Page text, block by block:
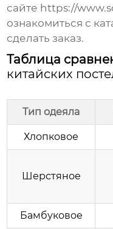
сайте https://
ознакомиться с
сделать заказ.
Таблица
китайских
Тип одеяла
Хлопковое
Шерстяное
Бамбуковое